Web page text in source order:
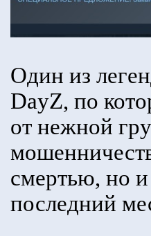
Один из
DayZ, по
от нежной
смертью, но
последний